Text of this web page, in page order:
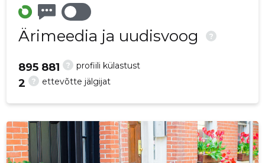
Ärimeedia ja uudisvoog ?
? profiili külastust
895 881
? ettevõtte jälgijat
2